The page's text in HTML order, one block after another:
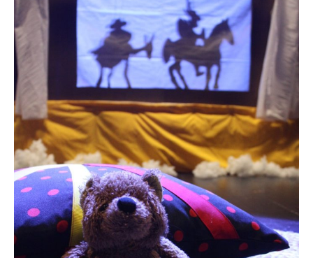
Spectacles
Action culturelle
Dates à venir
Presse
Contact